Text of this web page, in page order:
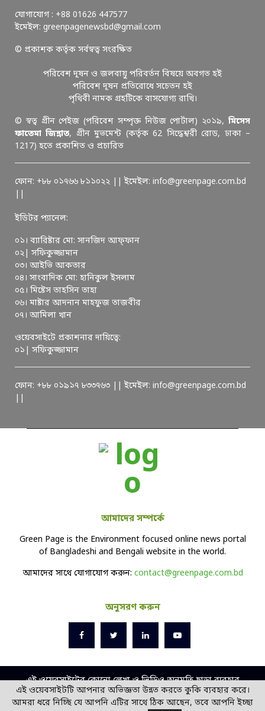
যোগাযোগ : +88 01626 447577
ইমেইল: greenpagenewsbd@gmail.com
© প্রকাশক কর্তৃক সর্বস্বত্ব সংরক্ষিত
পরিবেশ দূষন ও জলবায়ু পরিবর্তন বিষয়ে অবগত হই
পরিবেশ দূষন প্রতিরোধে সচেতন হই
পৃথিবী নামক গ্রহটিকে বাসযোগ্য রাখি।
© স্বত্ব গ্রীন পেইজ (পরিবেশ সম্পৃক্ত নিউজ পোর্টাল) ২০১৯, মিসেস
ফাতেমা জিন্নাত, গ্রীন মুভমেন্ট (কর্তৃক 62 সিদ্ধেশ্বরী রোড, ঢাকা –
1217) হতে প্রকাশিত ও প্রচারিত
ফোন: +৮৮ ০১৭৬৬ ৮১১০২২ || ইমেইল: info@greenpage.com.bd
ইডিটর প্যানেল:
০১। ব্যারিষ্টার মো: সানজিদ আফ্ফান
০২| সফিকুজ্জামান
০৩। আইভি আকতার
০৪। সাংবাদিক মো: হানিকুল ইসলাম
০৫। মিষ্টেস তাহসিন তাহা
০৬। মাষ্টার আদনান মাহফুজ তাজবীর
০৭। আমিলা খান
ওয়েবসাইটে প্রকাশনার দায়িত্বে:
০১| সফিকুজ্জামান
ফোন: +৮৮ ০১৯১৭ ৮৩৩৭৬৩ || ইমেইল: info@greenpage.com.bd
আমাদের সম্পর্কে
Green Page is the Environment focused online news portal
of Bangladeshi and Bengali website in the world.
আমাদের সাথে যোগাযোগ করুন: contact@greenpage.com.bd
অনুসরণ করুন
এই ওয়েবসাইটের কোনো লেখা ও ভিডিও অনুমতি ছাড়া ব্যবহার
বেআইনি।
ডিজাইন ও ডেভলপ -সোলবিডি
এই ওয়েবসাইটটি আপনার অভিজ্ঞতা উন্নত করতে কুকি ব্যবহার করে।
আমরা ধরে নিচ্ছি যে আপনি এটির সাথে ঠিক আছেন, তবে আপনি ইচ্ছা